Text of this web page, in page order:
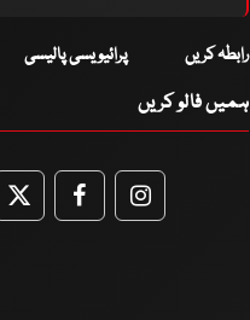
رابطہ کریں پرائیویسی پالیسی
ہمیں فالو کریں
TwitterFacebookFacebook